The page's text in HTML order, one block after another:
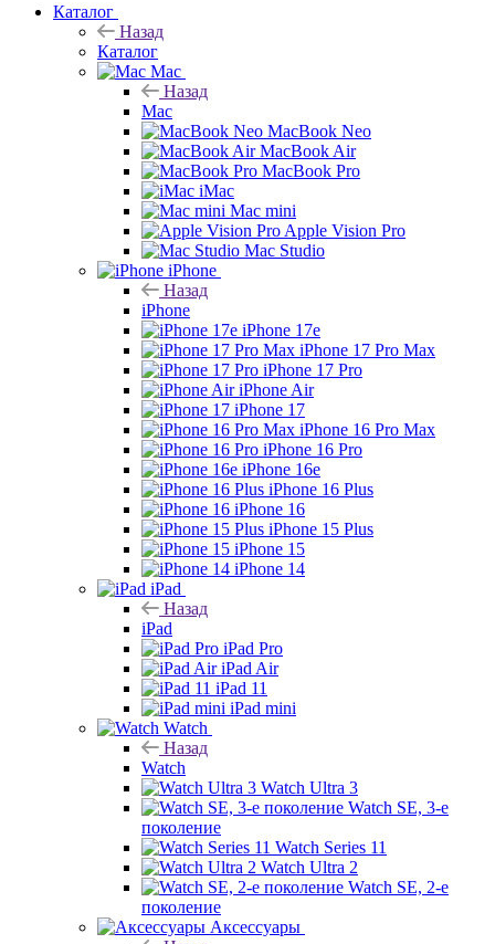
Каталог
Назад
Каталог
Mac
Назад
Mac
MacBook Neo
MacBook Air
MacBook Pro
iMac
Mac mini
Apple Vision Pro
Mac Studio
iPhone
Назад
iPhone
iPhone 17e
iPhone 17 Pro Max
iPhone 17 Pro
iPhone Air
iPhone 17
iPhone 16 Pro Max
iPhone 16 Pro
iPhone 16e
iPhone 16 Plus
iPhone 16
iPhone 15 Plus
iPhone 15
iPhone 14
iPad
Назад
iPad
iPad Pro
iPad Air
iPad 11
iPad mini
Watch
Назад
Watch
Watch Ultra 3
Watch SE, 3-е
поколение
Watch Series 11
Watch Ultra 2
Watch SE, 2-е
поколение
Аксессуары